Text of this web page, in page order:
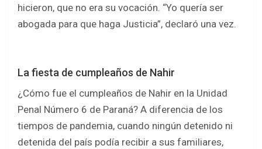
hicieron, que no era su vocación. “Yo quería ser
abogada para que haga Justicia”, declaró una vez.
La fiesta de cumpleaños de Nahir
¿Cómo fue el cumpleaños de Nahir en la Unidad
Penal Número 6 de Paraná? A diferencia de los
tiempos de pandemia, cuando ningún detenido ni
detenida del país podía recibir a sus familiares,